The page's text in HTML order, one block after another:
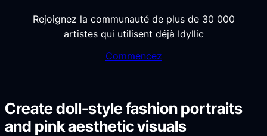
Rejoignez la communauté de plus de 30 000
artistes qui utilisent déjà Idyllic
Commencez
Create doll-style fashion portraits
and pink aesthetic visuals